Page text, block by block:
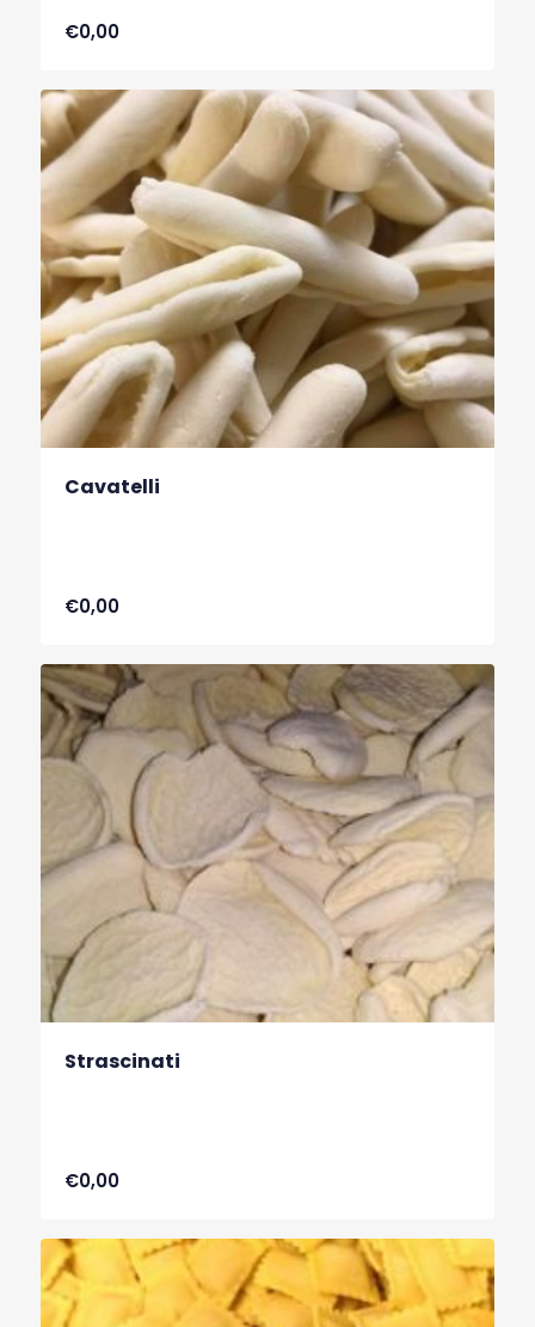
€0,00
Cavatelli
€0,00
Strascinati
€0,00